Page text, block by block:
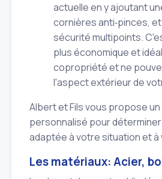
actuelle en y ajoutant
cornières anti‑pinces,
sécurité multipoints.
plus économique et
copropriété et ne
l'aspect extérieur de
Albert et Fils vous propose
personnalisé pour
adaptée à votre situation et
Les matériaux: Acier,